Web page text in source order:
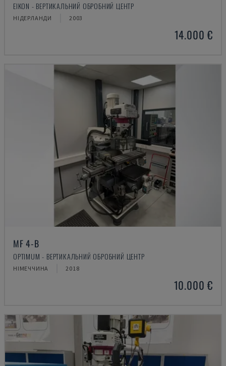
EIKON - ВЕРТИКАЛЬНИЙ ОБРОБНИЙ ЦЕНТР
НІДЕРЛАНДИ 2003
14.000 €
MF 4-B
OPTIMUM - ВЕРТИКАЛЬНИЙ ОБРОБНИЙ ЦЕНТР
НІМЕЧЧИНА 2018
10.000 €